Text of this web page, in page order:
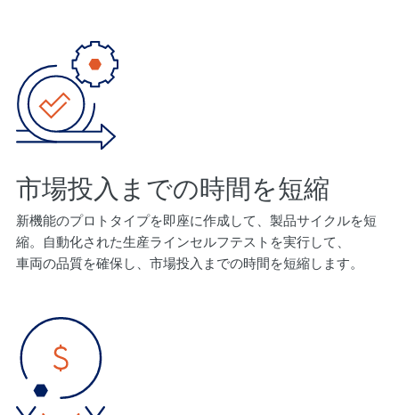
市場投入までの時間を短縮
新機能のプロトタイプを即座に作成して、製品サイクルを短
縮。自動化された生産ラインセルフテストを実行して、
車両の品質を確保し、市場投入までの時間を短縮します。